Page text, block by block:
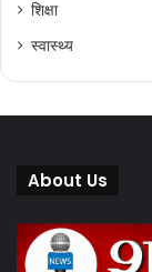
शिक्षा
स्वास्थ्य
About Us